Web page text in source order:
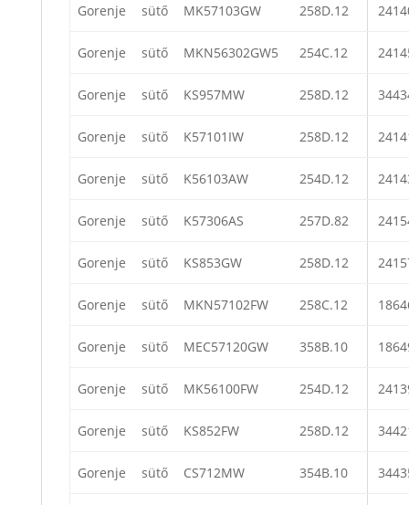
Gorenje sütő MK57103GW 258D.12
Gorenje sütő MKN56302GW5 254C.12
Gorenje sütő KS957MW 258D.12
Gorenje sütő K57101IW 258D.12
Gorenje sütő K56103AW 254D.12
Gorenje sütő K57306AS 257D.82
Gorenje sütő KS853GW 258D.12
Gorenje sütő MKN57102FW 258C.12
Gorenje sütő MEC57120GW 358B.10
Gorenje sütő MK56100FW 254D.12
Gorenje sütő KS852FW 258D.12
Gorenje sütő CS712MW 354B.10